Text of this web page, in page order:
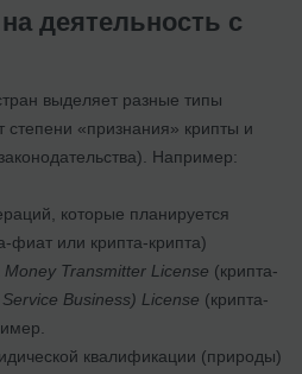
деятельность с
выделяет разные типы
степени «признания» крипты и
Например:
которые планируется
фиат или крипта-крипта)
Money Transmitter License (крипта-
Service Business) License (крипта-
квалификации (природы)